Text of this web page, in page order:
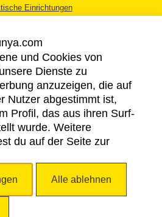
Einrichtungen
HINWEIS
COOKIES
und Cookies von
Dienste zu
anzuzeigen, die auf
Nutzer abgestimmt ist,
Profil, das aus ihren Surf-
wurde. Weitere
du auf der Seite zur
Alle ablehnen